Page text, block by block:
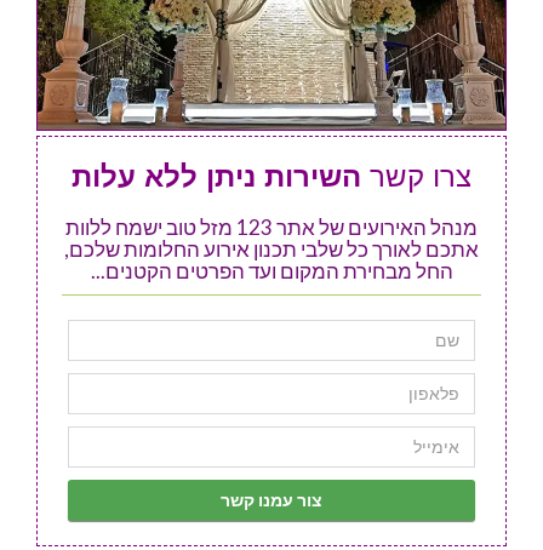
צרו קשר השירות ניתן ללא עלות
מנהל האירועים של אתר 123 מזל טוב ישמח ללוות
אתכם לאורך כל שלבי תכנון אירוע החלומות שלכם,
החל מבחירת המקום ועד הפרטים הקטנים...